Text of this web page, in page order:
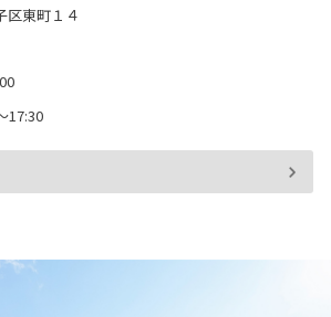
区東町１４
17:30